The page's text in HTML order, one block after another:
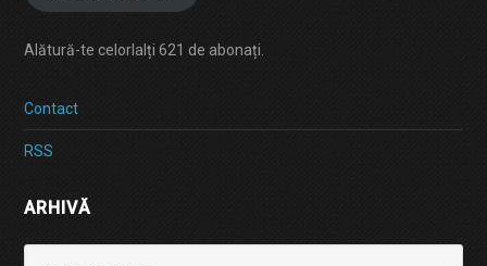
Alătură-te celorlalți 621 de abonați.
Contact
RSS
ARHIVĂ